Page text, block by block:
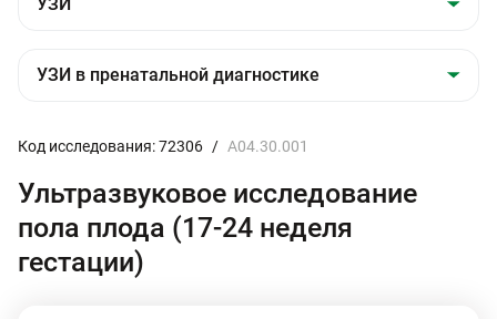
Код исследования: 72306 / A04.30.001
Ультразвуковое исследование
пола плода (17-24 неделя
гестации)